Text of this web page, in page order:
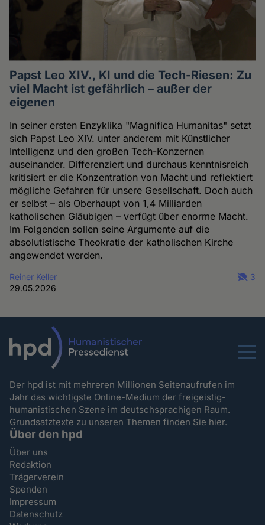
Papst Leo XIV., KI und die Tech-Riesen: Zu
viel Macht ist gefährlich – außer der
eigenen
In seiner ersten Enzyklika "Magnifica Humanitas" setzt
sich Papst Leo XIV. unter anderem mit Künstlicher
Intelligenz und den großen Tech-Konzernen
auseinander. Differenziert und durchaus kenntnisreich
kritisiert er die Konzentration von Macht und reflektiert
mögliche Gefahren für unsere Gesellschaft. Doch auch
er selbst – als Oberhaupt von 1,4 Milliarden
katholischen Gläubigen – verfügt über enorme Macht.
Im Folgenden sollen seine Argumente auf die
absolutistische Theokratie der katholischen Kirche
angewendet werden.
Reiner Keller
29.05.2026
3
Menu
Der hpd ist mit mehreren Millionen Seitenaufrufen im
Jahr das wichtigste Online-Medium der freigeistig-
humanistischen Szene im deutschsprachigen Raum.
Grundsatztexte zu unseren Themenfinden Sie hier.
Über den hpd
Über uns
Redaktion
Trägerverein
Spenden
Impressum
Datenschutz